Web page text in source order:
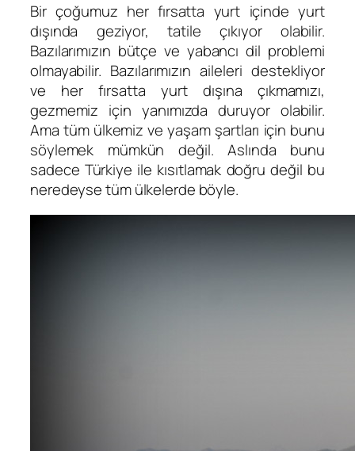
Bir çoğumuz her fırsatta yurt içinde yurt
dışında geziyor, tatile çıkıyor olabilir.
Bazılarımızın bütçe ve yabancı dil problemi
olmayabilir. Bazılarımızın aileleri destekliyor
ve her fırsatta yurt dışına çıkmamızı,
gezmemiz için yanımızda duruyor olabilir.
Ama tüm ülkemiz ve yaşam şartları için bunu
söylemek mümkün değil. Aslında bunu
sadece Türkiye ile kısıtlamak doğru değil bu
neredeyse tüm ülkelerde böyle.